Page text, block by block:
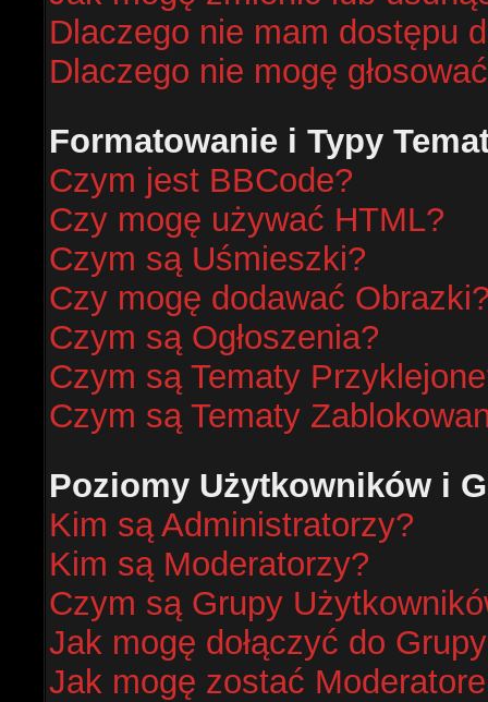
Dlaczego nie mam dostępu
Dlaczego nie mogę
Formatowanie i Typy
Czym jest BBCode?
Czy mogę używać HTML?
Czym są Uśmieszki?
Czy mogę dodawać
Czym są Ogłoszenia?
Czym są Tematy
Czym są Tematy
Poziomy Użytkowników i
Kim są Administratorzy?
Kim są Moderatorzy?
Czym są Grupy
Jak mogę dołączyć do
Jak mogę zostać